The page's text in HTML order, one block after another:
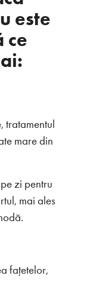
este
ce
tratamentul
mare din
zi pentru
mai ales
fațetelor,